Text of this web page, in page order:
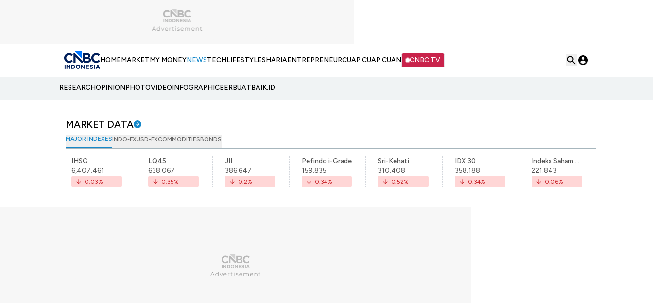
HOMEMARKETMY MONEYNEWSTECHLIFESTYLESHARIAENTREPRENEURCUAP CUAP CUAN CNBC TV
RESEARCHOPINIONPHOTOVIDEOINFOGRAPHICBERBUATBAIK.ID
MARKET DATA
MAJOR INDEXESINDO-FXUSD-FXCOMMODITIESBONDS
IHSG
6,407.461
-0.03%
LQ45
638.067
-0.35%
JII
386.647
-0.2%
Pefindo i-Grade
159.835
-0.34%
Sri-Kehati
310.408
-0.52%
IDX 30
358.188
-0.34%
Indeks Saham Syariah Indonesia
221.843
-0.06%